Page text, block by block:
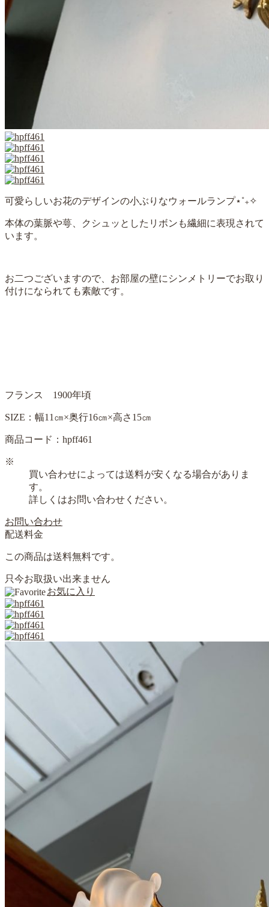
可愛らしいお花のデザインの小ぶりなウォールランプ⋆˚₊✧
本体の葉脈や萼、クシュッとしたリボンも繊細に表現されて
います。
お二つございますので、お部屋の壁にシンメトリーでお取り
付けになられても素敵です。
フランス 1900年頃
SIZE：幅11㎝×奥行16㎝×高さ15㎝
商品コード：hpff461
※
買い合わせによっては送料が安くなる場合がありま
す。
詳しくはお問い合わせください。
お問い合わせ
配送料金
この商品は送料無料です。
只今お取扱い出来ません
お気に入り